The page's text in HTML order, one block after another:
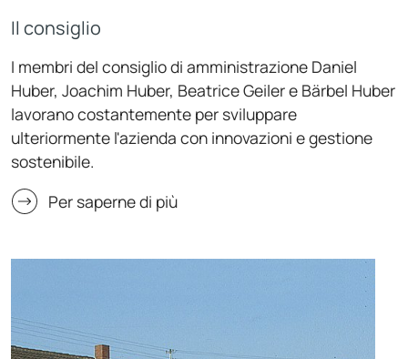
Il consiglio
I membri del consiglio di amministrazione Daniel
Huber, Joachim Huber, Beatrice Geiler e Bärbel Huber
lavorano costantemente per sviluppare
ulteriormente l'azienda con innovazioni e gestione
sostenibile.
Per saperne di più